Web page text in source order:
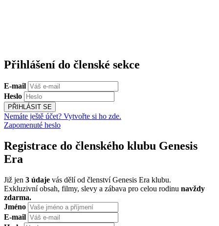
Přihlášení do členské sekce
E-mail
Heslo
PŘIHLÁSIT SE
Nemáte ještě účet? Vytvořte si ho zde.
Zapomenuté heslo
Registrace do členského klubu Genesis
Era
Již jen 3 údaje vás dělí od členství Genesis Era klubu.
Exkluzivní obsah, filmy, slevy a zábava pro celou rodinu navždy
zdarma.
Jméno
E-mail